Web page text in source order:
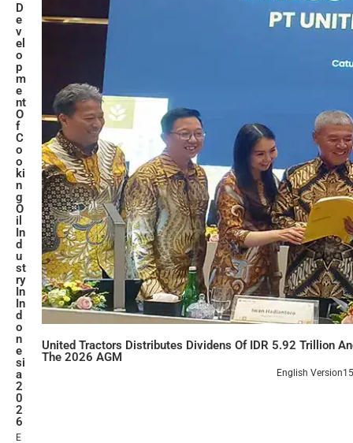
D
e
v
el
o
p
m
e
nt
O
f
C
o
o
ki
n
g
O
il
In
d
u
st
ry
In
In
d
o
n
e
si
a
2
0
2
6
E
United Tractors Distributes Dividens Of IDR 5.92 Trillion
The 2026 AGM
English Version